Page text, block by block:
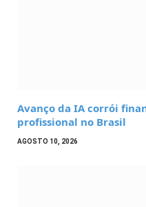
Avanço da IA corrói
profissional no Brasil
AGOSTO 10, 2026